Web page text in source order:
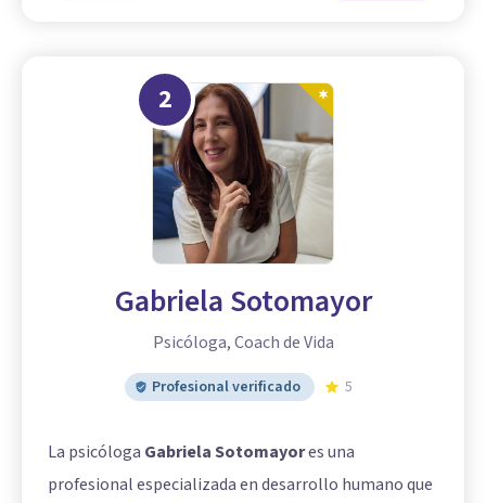
2
Gabriela Sotomayor
Psicóloga, Coach de Vida
Profesional verificado 5
La psicóloga Gabriela Sotomayores una
profesional especializada en desarrollo humano que